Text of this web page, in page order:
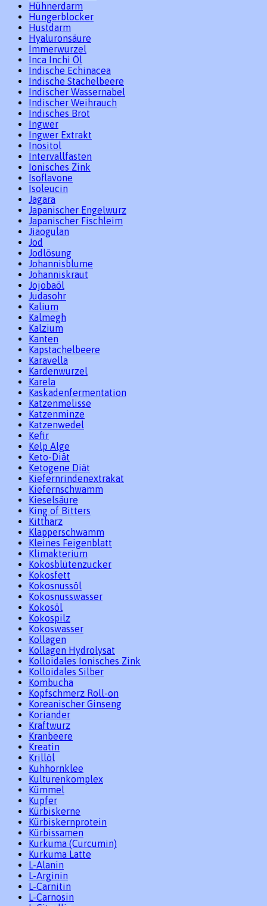
Hühnerdarm
Hungerblocker
Hustdarm
Hyaluronsäure
Immerwurzel
Inca Inchi Öl
Indische Echinacea
Indische Stachelbeere
Indischer Wassernabel
Indischer Weihrauch
Indisches Brot
Ingwer
Ingwer Extrakt
Inositol
Intervallfasten
Ionisches Zink
Isoflavone
Isoleucin
Jagara
Japanischer Engelwurz
Japanischer Fischleim
Jiaogulan
Jod
Jodlösung
Johannisblume
Johanniskraut
Jojobaöl
Judasohr
Kalium
Kalmegh
Kalzium
Kanten
Kapstachelbeere
Karavella
Kardenwurzel
Karela
Kaskadenfermentation
Katzenmelisse
Katzenminze
Katzenwedel
Kefir
Kelp Alge
Keto-Diät
Ketogene Diät
Kiefernrindenextrakat
Kiefernschwamm
Kieselsäure
King of Bitters
Kittharz
Klapperschwamm
Kleines Feigenblatt
Klimakterium
Kokosblütenzucker
Kokosfett
Kokosnussöl
Kokosnusswasser
Kokosöl
Kokospilz
Kokoswasser
Kollagen
Kollagen Hydrolysat
Kolloidales Ionisches Zink
Kolloidales Silber
Kombucha
Kopfschmerz Roll-on
Koreanischer Ginseng
Koriander
Kraftwurz
Kranbeere
Kreatin
Krillöl
Kuhhornklee
Kulturenkomplex
Kümmel
Kupfer
Kürbiskerne
Kürbiskernprotein
Kürbissamen
Kurkuma (Curcumin)
Kurkuma Latte
L-Alanin
L-Arginin
L-Carnitin
L-Carnosin